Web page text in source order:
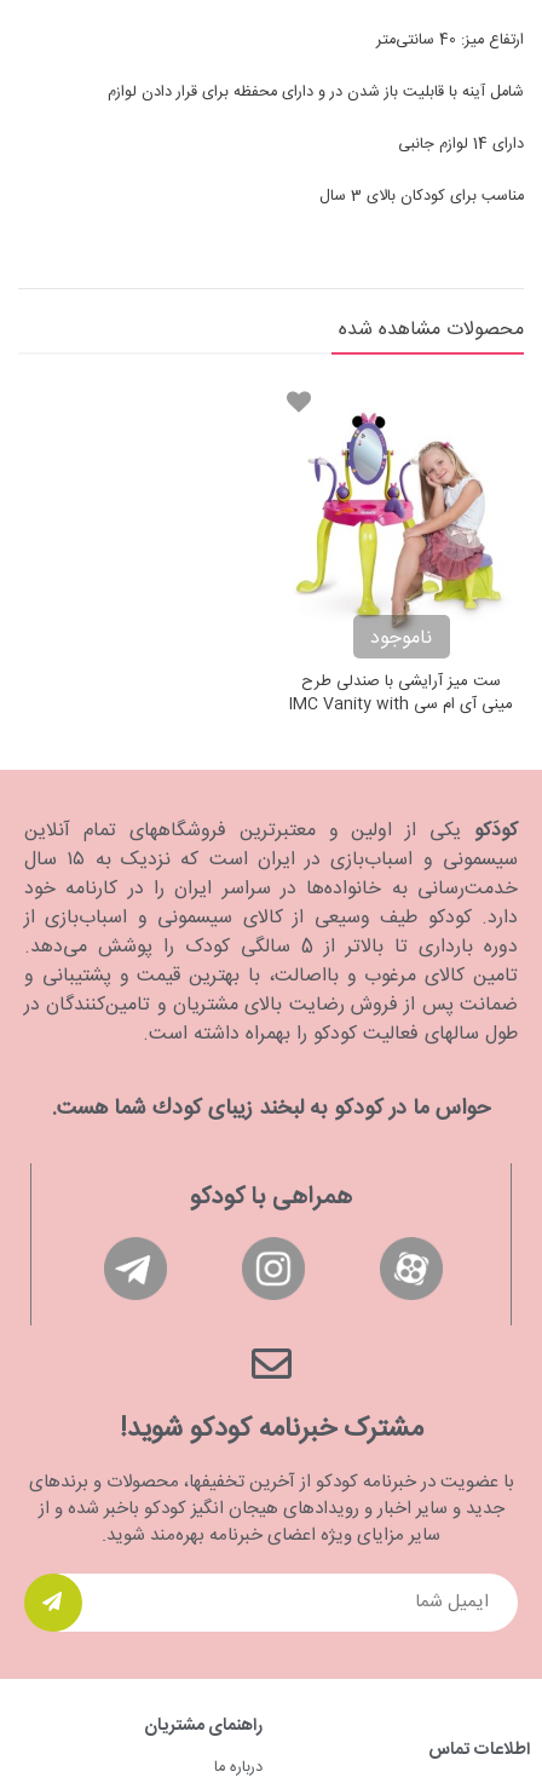
ارتفاع میز: 40 سانتی‌متر
شامل آینه با قابلیت باز شدن در و دارای محفظه برای قرار دادن لوازم
دارای 14 لوازم جانبی
مناسب برای کودکان بالای 3 سال
محصولات مشاهده شده
ناموجود
ست میز آرایشی با صندلی طرح
مینی آی ام سی IMC Vanity with
کودَکو یکی از اولین و معتبرترین فروشگاههای تمام آنلاین
سیسمونی و اسباب‌بازی در ایران است که نزدیک به ۱۵ سال
خدمت‌رسانی به خانواده‌ها در سراسر ایران را در کارنامه خود
دارد. كودكو طیف وسیعی از کالای سیسمونی و اسباب‌بازی از
دوره بارداری تا بالاتر از 5 سالگی کودک را پوشش می‌دهد.
تامین کالای مرغوب و بااصالت، با بهترین قیمت و پشتیبانی و
ضمانت پس از فروش رضایت بالای مشتریان و تامین‌کنندگان در
طول سالهای فعالیت کودکو را بهمراه داشته است.
حواس ما در كودكو به لبخند زیبای كودك شما هست.
همراهی با کودکو
مشترک خبرنامه کودکو شوید!
با عضویت در خبرنامه کودکو از آخرین تخفیفها، محصولات و برندهای
جدید و سایر اخبار و رویدادهای هیجان انگیز کودکو باخبر شده و از
سایر مزایای ویژه اعضای خبرنامه بهره‌مند شوید.
اطلاعات تماس
راهنمای مشتریان
درباره ما